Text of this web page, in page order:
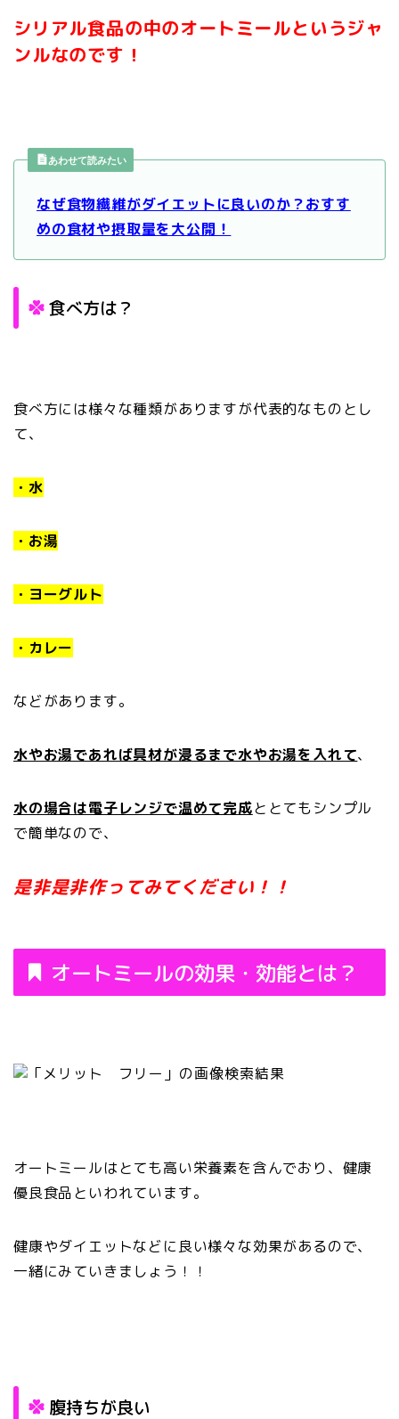
シリアル食品の中のオートミールというジャ
ンルなのです！
あわせて読みたい
なぜ食物繊維がダイエットに良いのか？おすす
めの食材や摂取量を大公開！
食べ方は？
食べ方には様々な種類がありますが代表的なものとし
て、
・水
・お湯
・ヨーグルト
・カレー
などがあります。
水やお湯であれば具材が浸るまで水やお湯を入れて、
水の場合は電子レンジで温めて完成ととてもシンプル
で簡単なので、
是非是非作ってみてください！！
オートミールの効果・効能とは？
オートミールはとても高い栄養素を含んでおり、健康
優良食品といわれています。
健康やダイエットなどに良い様々な効果があるので、
一緒にみていきましょう！！
腹持ちが良い